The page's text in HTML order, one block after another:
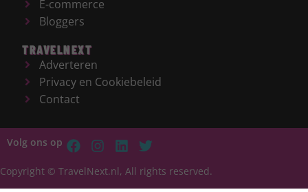
E-commerce
Bloggers
TRAVELNEXT
Adverteren
Privacy en Cookiebeleid
Contact
Volg ons op
Copyright © TravelNext.nl, All rights reserved.